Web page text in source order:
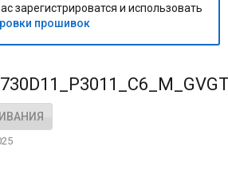
зарегистрироватся и использовать
прошивок